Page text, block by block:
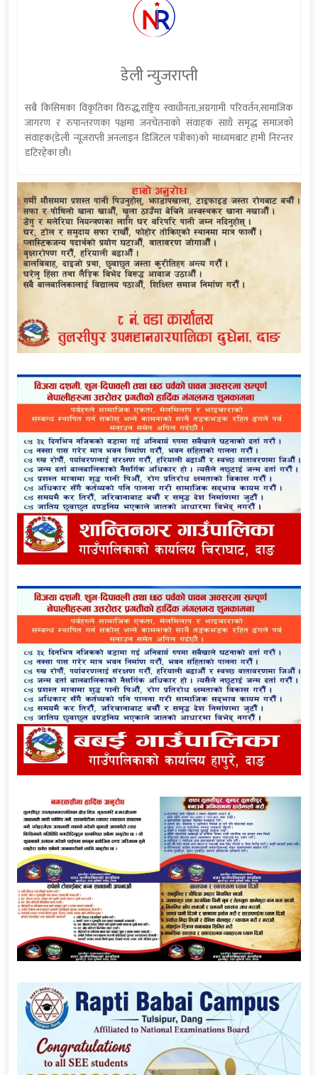
डेली न्युजराप्ती
सबै किसिमका विकृतिका विरुद्ध,राष्ट्रिय स्वाधीनता,अग्रगामी परिवर्तन,सामाजिक
जागरण र रुपान्तरणका पक्षमा जनचेतनाको संवाहक साथै समृद्ध समाजको
संवाहक(डेली न्यूजराप्ती अनलाइन डिजिटल पत्रीका)को माध्यमबाट हामी निरन्तर
डटिरहेका छौं।